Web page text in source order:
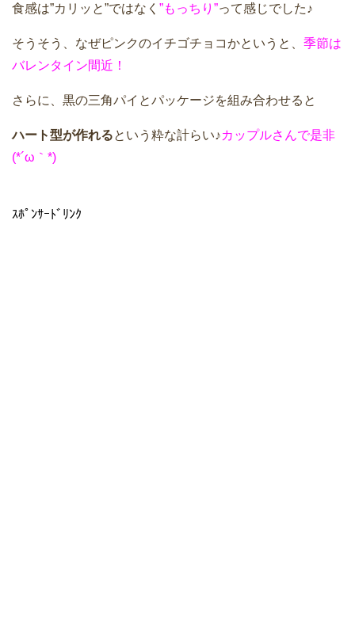
食感は”カリッと”ではなく ”もっちり”って感じでした♪
そうそう、なぜピンクのイチゴチョコかというと、 季節は
バレンタイン間近！
さらに、黒の三角パイとパッケージを組み合わせると
ハート型が作れるという粋な計らい♪カップルさんで是非
(*´ω｀*)
ｽﾎﾟﾝｻｰﾄﾞﾘﾝｸ